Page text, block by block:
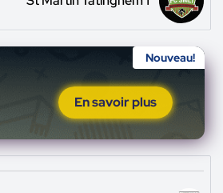
Nouveau!
En savoir plus